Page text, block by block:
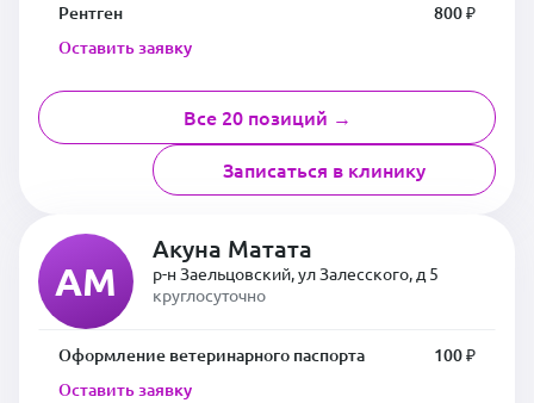
Рентген
800 ₽
Оставить заявку
Все 20 позиций →
Записаться в клинику
АМ
Акуна Матата
р-н Заельцовский, ул Залесского, д 5
круглосуточно
Оформление ветеринарного паспорта
100 ₽
Оставить заявку